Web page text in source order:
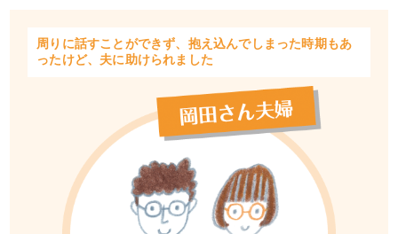
周りに話すことができず、抱え込んでしまった時期もあ
ったけど、夫に助けられました